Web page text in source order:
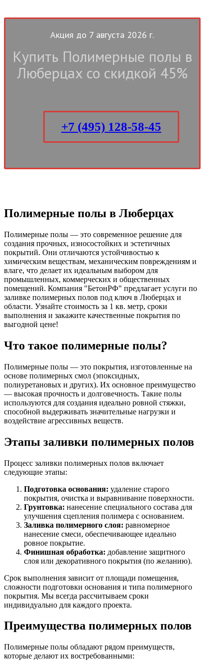
Акция до 7 августа 2026 г.
Купить Полимерные полы в
Люберцах со скидкой 45%
+7 (495) 128-58-45
Полимерные полы в Люберцах
Полимерные полы — это современное решение для
создания прочных, износостойких и эстетичных
покрытий. Они отличаются устойчивостью к
химическим веществам, механическим повреждениям и
влаге, что делает их идеальным выбором для
промышленных, коммерческих и общественных
помещений. Компания "БетонРФ" предлагает услуги по
заливке полимерных полов под ключ в Люберцах и
области. Узнайте стоимость за 1 кв. метр, сроки
выполнения и закажите качественные покрытия по
выгодной цене!
Что такое полимерные полы?
Полимерные полы — это покрытия, изготовленные на
основе полимерных смол (эпоксидных,
полиуретановых и других). Их основное преимущество
— высокая прочность и долговечность. Такие полы
используются для создания идеально ровной стяжки,
способной выдерживать значительные нагрузки и
воздействие агрессивных веществ.
Этапы заливки полимерных полов
Процесс заливки полимерных полов включает
следующие этапы:
Подготовка основания: удаление старого
покрытия, очистка и выравнивание поверхности.
Грунтовка: нанесение специального состава для
улучшения сцепления полимера с основанием.
Заливка полимерного слоя: равномерное
нанесение смеси, обеспечивающее идеально
ровное покрытие.
Финишная обработка: добавление защитного
слоя или декоративного покрытия (по желанию).
Срок выполнения зависит от площади помещения,
сложности подготовки основания и типа полимерного
покрытия. Мы всегда рассчитываем сроки
индивидуально для каждого проекта.
Преимущества полимерных полов
Полимерные полы обладают рядом преимуществ,
которые делают их востребованными: